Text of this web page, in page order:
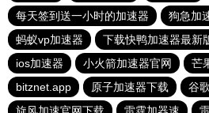
每天签到送一小时的加速器
狗急加
蚂蚁vp加速器
下载快鸭加速器最新
ios加速器
小火箭加速器官网
芒
bitznet.app
原子加速器下载
谷